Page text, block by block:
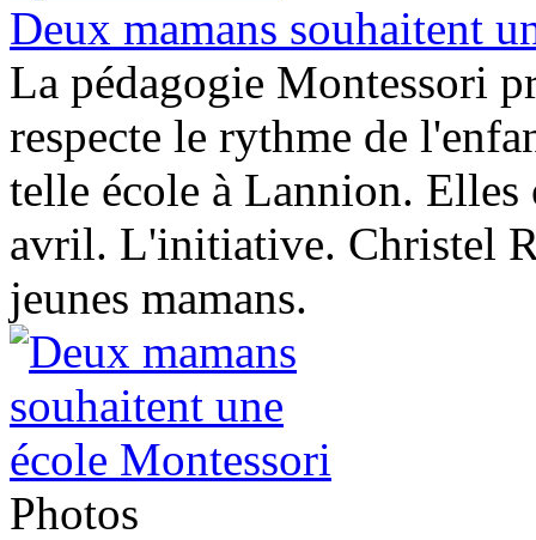
Deux mamans souhaitent
La pédagogie Montessori
respecte le rythme de
telle école à Lannion.
avril. L'initiative. Christel
jeunes mamans.
Photos